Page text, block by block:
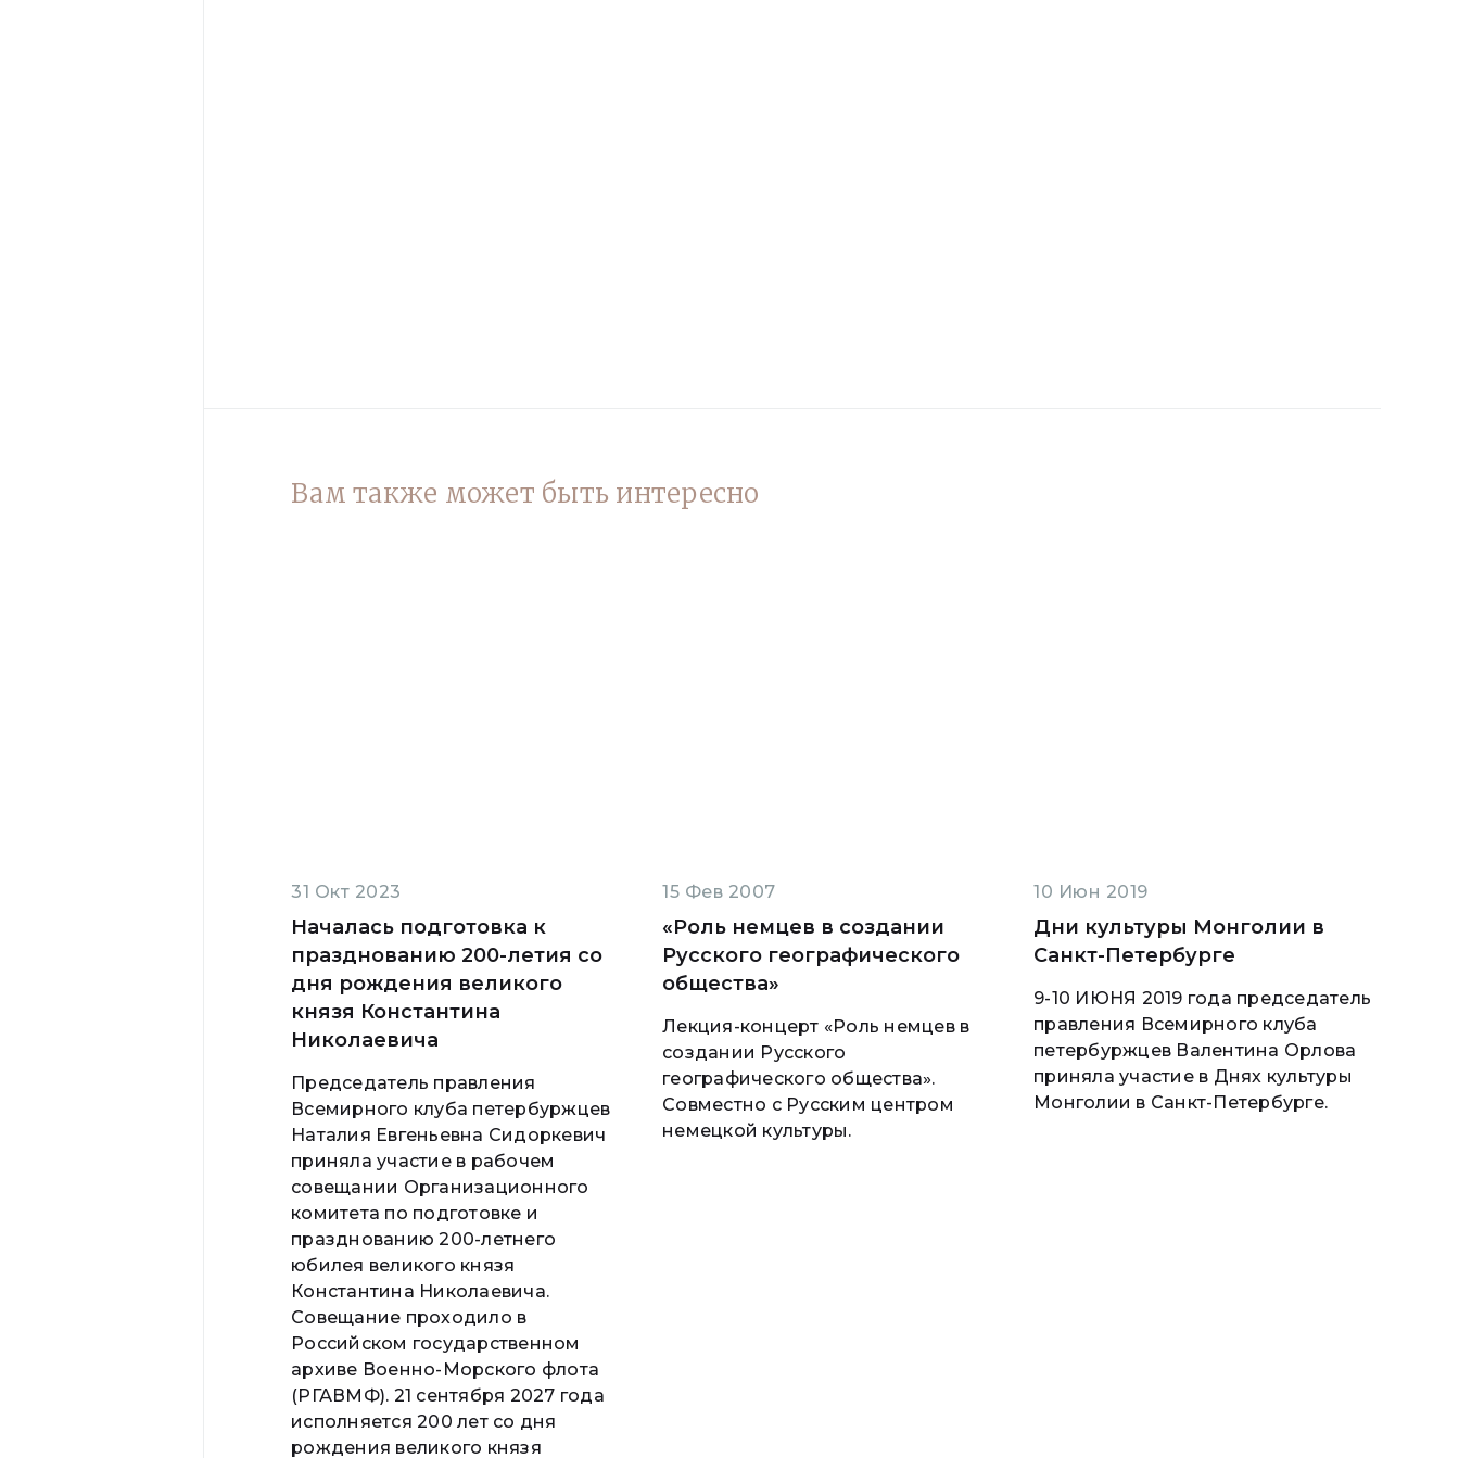
Вам также может быть интересно
31 Окт 2023
Началась подготовка к
празднованию 200-летия со
дня рождения великого
князя Константина
Николаевича
Председатель правления
Всемирного клуба петербуржцев
Наталия Евгеньевна Сидоркевич
приняла участие в рабочем
совещании Организационного
комитета по подготовке и
празднованию 200-летнего
юбилея великого князя
Константина Николаевича.
Совещание проходило в
Российском государственном
архиве Военно-Морского флота
(РГАВМФ). 21 сентября 2027 года
исполняется 200 лет со дня
рождения великого князя
15 Фев 2007
«Роль немцев в создании
Русского географического
общества»
Лекция-концерт «Роль немцев в
создании Русского
географического общества».
Совместно с Русским центром
немецкой культуры.
10 Июн 2019
Дни культуры Монголии в
Санкт-Петербурге
9-10 ИЮНЯ 2019 года председатель
правления Всемирного клуба
петербуржцев Валентина Орлова
приняла участие в Днях культуры
Монголии в Санкт-Петербурге.